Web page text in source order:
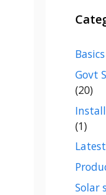
Govt
(20)
(1)
Solar